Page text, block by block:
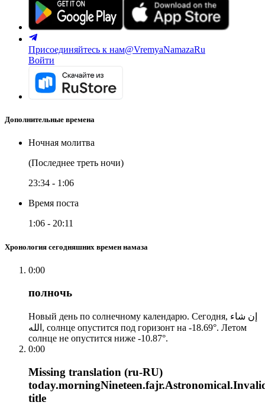
Присоединяйтесь к нам@VremyaNamazaRu
Войти
Дополнительные времена
Ночная молитва
(Последнее треть ночи)
23:34 - 1:06
Время поста
1:06 - 20:11
Хронология сегодняшних времен намаза
0:00
полночь
Новый день по солнечному календарю. Сегодня, إن شاء
الله, солнце опустится под горизонт на -18.69°. Летом
солнце не опустится ниже -10.87°.
0:00
Missing translation (ru-RU)
title